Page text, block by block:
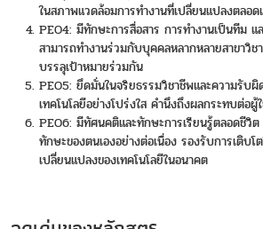
ในสภาพแวดล้อมการทำงานที่เปลี่ยนแปลงตลอด
PEO4: มีทักษะการสื่อสาร การทำงานเป็นทีม แ
สามารถทำงานร่วมกับบุคคลหลากหลายสาขาวิ
บรรลุเป้าหมายร่วมกัน
PEO5: ยึดมั่นในจริยธรรมวิชาชีพและความรับ
เทคโนโลยีอย่างโปร่งใส คำนึงถึงผลกระทบต่อ
PEO6: มีทัศนคติและทักษะการเรียนรู้ตลอดชีวิ
ทักษะของตนเองอย่างต่อเนื่อง รองรับการเติบโ
เปลี่ยนแปลงของเทคโนโลยีในอนาคต